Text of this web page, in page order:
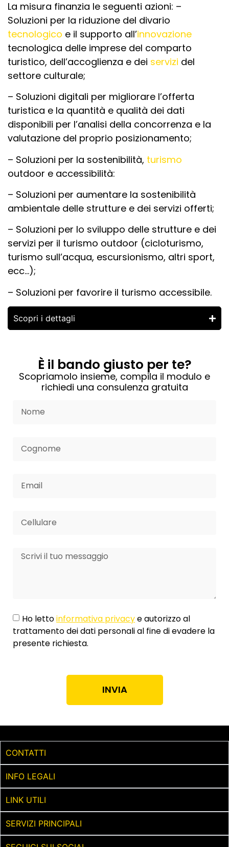
La misura finanzia le seguenti azioni: –
Soluzioni per la riduzione del divario
tecnologico e il supporto all’innovazione
tecnologica delle imprese del comparto
turistico, dell’accoglienza e dei servizi del
settore culturale;
– Soluzioni digitali per migliorare l’offerta
turistica e la quantità e qualità dei dati
disponibili per l’analisi della concorrenza e la
valutazione del proprio posizionamento;
– Soluzioni per la sostenibilità, turismo
outdoor e accessibilità:
– Soluzioni per aumentare la sostenibilità
ambientale delle strutture e dei servizi offerti;
– Soluzioni per lo sviluppo delle strutture e dei
servizi per il turismo outdoor (cicloturismo,
turismo sull’acqua, escursionismo, altri sport,
ecc…);
– Soluzioni per favorire il turismo accessibile.
Scopri i dettagli
È il bando giusto per te?
Scopriamolo insieme, compila il modulo e
richiedi una consulenza gratuita
Ho lettoinformativa privacye autorizzo al
trattamento dei dati personali al fine di evadere la
presente richiesta.
INVIA
CONTATTI
INFO LEGALI
LINK UTILI
SERVIZI PRINCIPALI